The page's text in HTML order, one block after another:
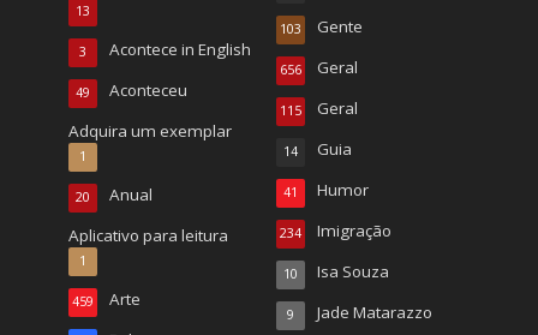
13
Acontece in English
3
Aconteceu
49
Adquira um exemplar
1
Anual
20
Aplicativo para leitura
1
Arte
459
Gente
103
Geral
656
Geral
115
Guia
14
Humor
41
Imigração
234
Isa Souza
10
Jade Matarazzo
9